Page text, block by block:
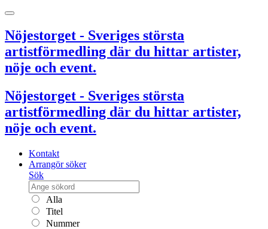
Nöjestorget - Sveriges största
artistförmedling där du hittar artister,
nöje och event.
Nöjestorget - Sveriges största
artistförmedling där du hittar artister,
nöje och event.
Kontakt
Arrangör söker
Sök
Alla
Titel
Nummer